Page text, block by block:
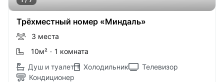
Трёхместный номер «Миндаль»
3 места
10м² · 1 комната
Душ и туалет
Холодильник
Телевизор
Кондиционер